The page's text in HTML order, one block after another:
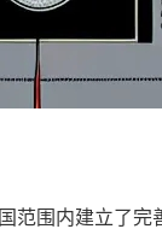
围内建立了完